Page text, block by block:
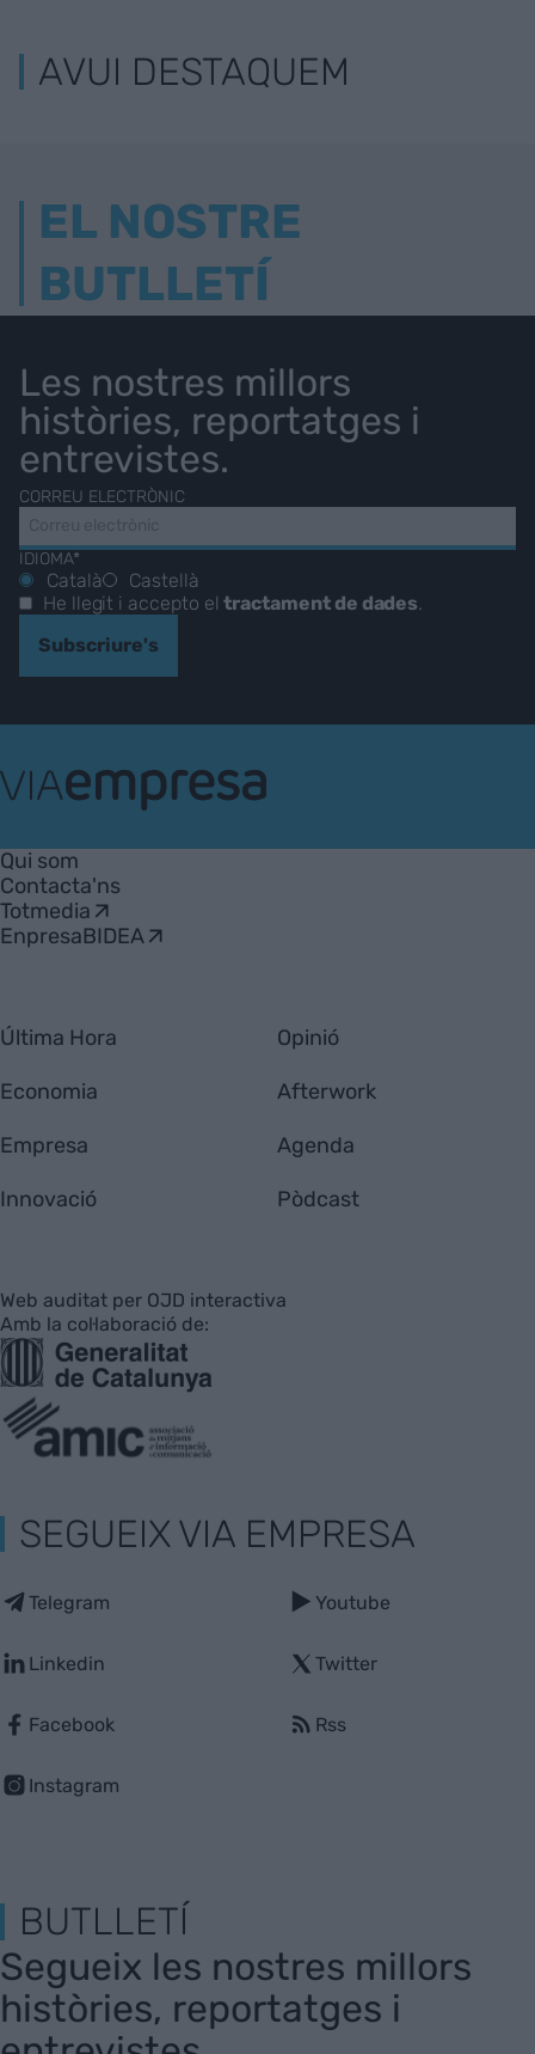
AVUI DESTAQUEM
EL NOSTRE
BUTLLETÍ
Les nostres millors
històries, reportatges i
entrevistes.
CORREU ELECTRÒNIC
IDIOMA*
Català
Castellà
He llegit i accepto eltractament de dades
Subscriure's
Empresa
Qui som
Contacta'ns
Totmedia
EnpresaBIDEA
Última Hora
Economia
Empresa
Innovació
Opinió
Afterwork
Agenda
Pòdcast
Web auditat per OJD interactiva
Amb la col·laboració de:
SEGUEIX VIA EMPRESA
Telegram
Linkedin
Facebook
Instagram
Youtube
Twitter
Rss
BUTLLETÍ
Segueix les nostres millors
històries, reportatges i